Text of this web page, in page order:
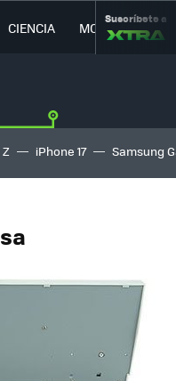
CIENCIA MOVILIDAD
Suscríbete a
iPhone 17 Samsung